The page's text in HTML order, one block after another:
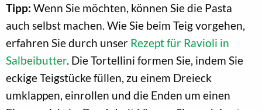
Tipp: Wenn Sie möchten, können Sie die Pasta
auch selbst machen. Wie Sie beim Teig vorgehen,
erfahren Sie durch unser Rezept für Ravioli in
Salbeibutter. Die Tortellini formen Sie, indem Sie
eckige Teigstücke füllen, zu einem Dreieck
umklappen, einrollen und die Enden um einen